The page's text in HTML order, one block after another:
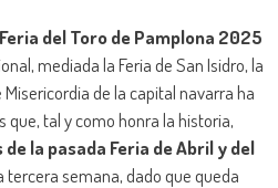
del Toro de Pamplona 2025
mediada la Feria de San Isidro, la
de la capital navarra ha
tal y como honra la historia,
la pasada Feria de Abril y del
tercera semana, dado que queda